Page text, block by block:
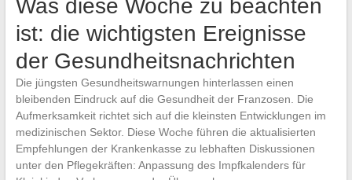
Was diese Woche zu beachten
ist: die wichtigsten Ereignisse
der Gesundheitsnachrichten
Die jüngsten Gesundheitswarnungen hinterlassen einen
bleibenden Eindruck auf die Gesundheit der Franzosen. Die
Aufmerksamkeit richtet sich auf die kleinsten Entwicklungen im
medizinischen Sektor. Diese Woche führen die aktualisierten
Empfehlungen der Krankenkasse zu lebhaften Diskussionen
unter den Pflegekräften: Anpassung des Impfkalenders für